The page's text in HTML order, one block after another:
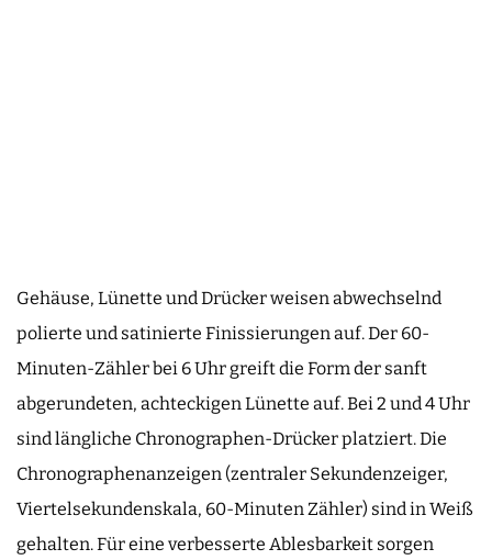
Gehäuse, Lünette und Drücker weisen abwechselnd
polierte und satinierte Finissierungen auf. Der 60-
Minuten-Zähler bei 6 Uhr greift die Form der sanft
abgerundeten, achteckigen Lünette auf. Bei 2 und 4 Uhr
sind längliche Chronographen-Drücker platziert. Die
Chronographenanzeigen (zentraler Sekundenzeiger,
Viertelsekundenskala, 60-Minuten Zähler) sind in Weiß
gehalten. Für eine verbesserte Ablesbarkeit sorgen